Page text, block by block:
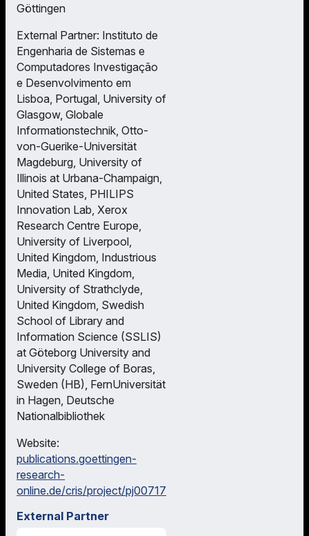
Göttingen
External Partner: Instituto de
Engenharia de Sistemas e
Computadores Investigação
e Desenvolvimento em
Lisboa, Portugal, University of
Glasgow, Globale
Informationstechnik, Otto-
von-Guerike-Universität
Magdeburg, University of
Illinois at Urbana-Champaign,
United States, PHILIPS
Innovation Lab, Xerox
Research Centre Europe,
University of Liverpool,
United Kingdom, Industrious
Media, United Kingdom,
University of Strathclyde,
United Kingdom, Swedish
School of Library and
Information Science (SSLIS)
at Göteborg University and
University College of Boras,
Sweden (HB), FernUniversität
in Hagen, Deutsche
Nationalbibliothek
Website:
publications.goettingen-
research-
online.de/cris/project/pj00717
External Partner